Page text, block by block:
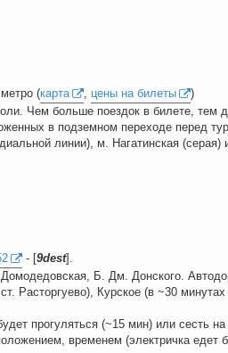
(карта , цены на билеты
)
Чем больше поездок в билете, тем
в подземном переходе перед
линии), м. Нагатинская
- [9dest].
Б. Дм. Донского.
Расторгуево), Курское (в ~30 минутах
прогуляться (~15 мин) или сесть
временем (электричка едет